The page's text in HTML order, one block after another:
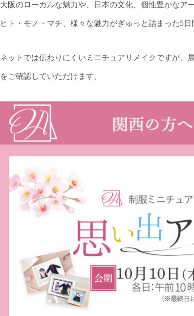
大阪のローカルな魅力や、日本の文化、個性豊かなア
ヒト・モノ・マチ、様々な魅力がぎゅっと詰まった5日
ネットでは伝わりにくいミニチュアリメイクですが、
をご確認していただけます。